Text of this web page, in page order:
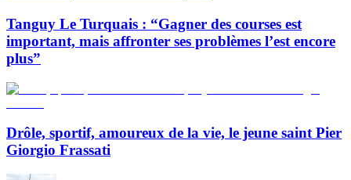
Tanguy Le Turquais : “Gagner des courses est
important, mais affronter ses problèmes l’est encore
plus”
Drôle, sportif, amoureux de la vie, le jeune saint Pier
Giorgio Frassati